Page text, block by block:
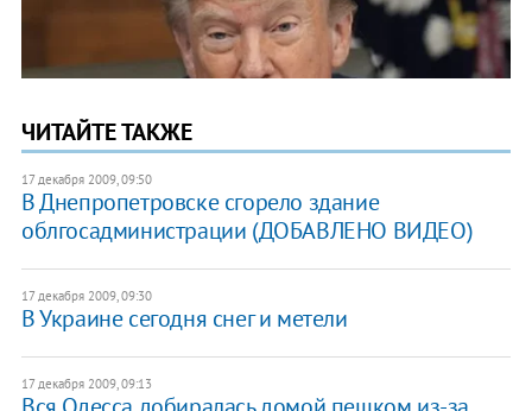
ЧИТАЙТЕ ТАКЖЕ
17 декабря 2009, 09:50
В Днепропетровске cгорело здание
облгосадминистрации (ДОБАВЛЕНО ВИДЕО)
17 декабря 2009, 09:30
В Украине сегодня снег и метели
17 декабря 2009, 09:13